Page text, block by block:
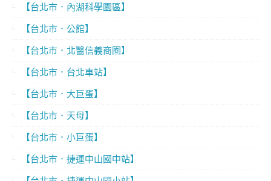
【台北市．內湖科學園區】
【台北市．公館】
【台北市．北醫信義商圈】
【台北市．台北車站】
【台北市．大巨蛋】
【台北市．天母】
【台北市．小巨蛋】
【台北市．捷運中山國中站】